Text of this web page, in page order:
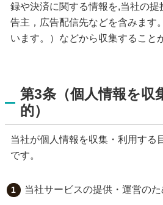
録や決済に関する情報を,当社の
告主，広告配信先などを含みます
います。）などから収集すること
第3条（個人情報を収
的）
当社が個人情報を収集・利用する
です。
当社サービスの提供・運営のた